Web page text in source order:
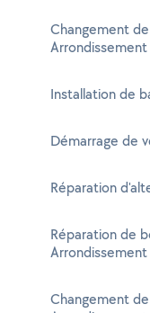
Changement
Arrondissement
Installation de
Démarrage de
Réparation
Réparation de
Arrondissement
Changement